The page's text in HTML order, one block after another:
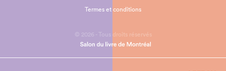
© 2026 - Tous droits réservés
Termes et conditions